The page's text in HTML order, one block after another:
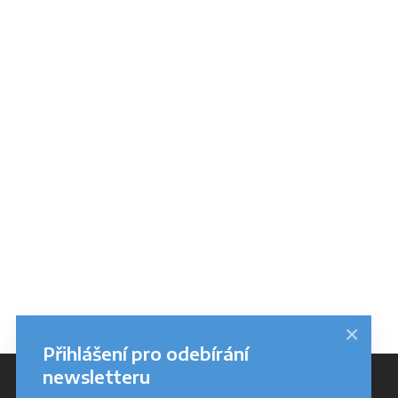
×
Přihlášení pro odebírání
newsletteru